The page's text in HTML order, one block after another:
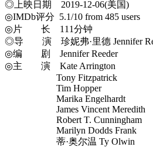
◎上映日期 2019-12-06(美国)
◎IMDb评分 5.1/10 from 485 users
◎片 长 111分钟
◎导 演 珍妮弗·里德 Jennifer
◎编 剧 Jennifer Reeder
◎主 演 Kate Arrington
Tony Fitzpatrick
Tim Hopper
Marika Engelhardt
James Vincent Meredith
Robert T. Cunningham
Marilyn Dodds Frank
蒂·奥尔温 Ty Olwin